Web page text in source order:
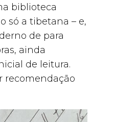
biblioteca
só a tibetana – e,
de para
ainda
de leitura.
recomendação